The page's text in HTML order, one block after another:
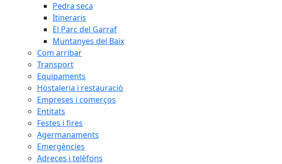
Pedra seca
Itineraris
El Parc del Garraf
Muntanyes del Baix
Com arribar
Transport
Equipaments
Hostaleria i restauració
Empreses i comerços
Entitats
Festes i fires
Agermanaments
Emergències
Adreces i telèfons